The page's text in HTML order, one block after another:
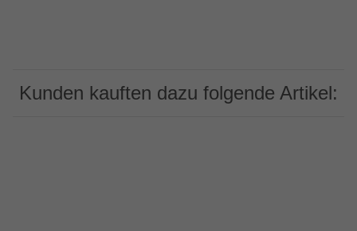
Kunden kauften dazu folgende Artikel: